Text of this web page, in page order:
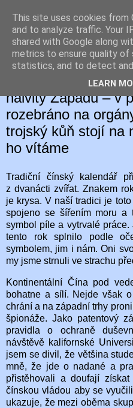
Hegaion Č
2. 1. 2021
Rok ve znamení
naivity Západu – v
rozebráno na
trojský kůň stojí na
ho vítáme
Tradiční čínský kalendář
z dvanácti zvířat. Znakem
je krysa. V naší tradici je
spojeno se šířením moru
symbol píle a vytrvalé
tento rok splnilo podle
symbolem, jim i nám. Oni
my jsme strnuli ve strachu
Kontinentální Čína pod
bohatne a sílí. Nejde však
chrání a na západní trhy
špionáže. Jako patentový
pravidla o ochraně
návštěvě kalifornské
jsem se divil, že většina
mně, že jde o nadané a
přistěhovali a doufají
čínskou vládou aby se
ukazuje, že mezi oběma
This site uses cookies
and to analyze traffic. Your
shared with Google along
metrics to ensure quality of
statistics, and to detect and
LEARN